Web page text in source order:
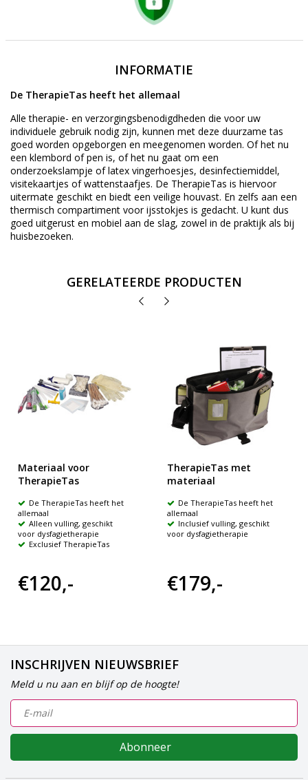
INFORMATIE
De TherapieTas heeft het allemaal
Alle therapie- en verzorgingsbenodigdheden die voor uw
individuele gebruik nodig zijn, kunnen met deze duurzame tas
goed worden opgeborgen en meegenomen worden. Of het nu
een klembord of pen is, of het nu gaat om een
onderzoekslampje of latex vingerhoesjes, desinfectiemiddel,
visitekaartjes of wattenstaafjes. De TherapieTas is hiervoor
uitermate geschikt en biedt een veilige houvast. En zelfs aan een
thermisch compartiment voor ijsstokjes is gedacht. U kunt dus
goed uitgerust en mobiel aan de slag, zowel in de praktijk als bij
huisbezoeken.
GERELATEERDE PRODUCTEN
Materiaal voor
TherapieTas
De TherapieTas heeft het
allemaal
Alleen vulling, geschikt
voor dysfagietherapie
Exclusief TherapieTas
€120,-
TherapieTas met
materiaal
De TherapieTas heeft het
allemaal
Inclusief vulling, geschikt
voor dysfagietherapie
€179,-
INSCHRIJVEN NIEUWSBRIEF
Meld u nu aan en blijf op de hoogte!
Abonneer